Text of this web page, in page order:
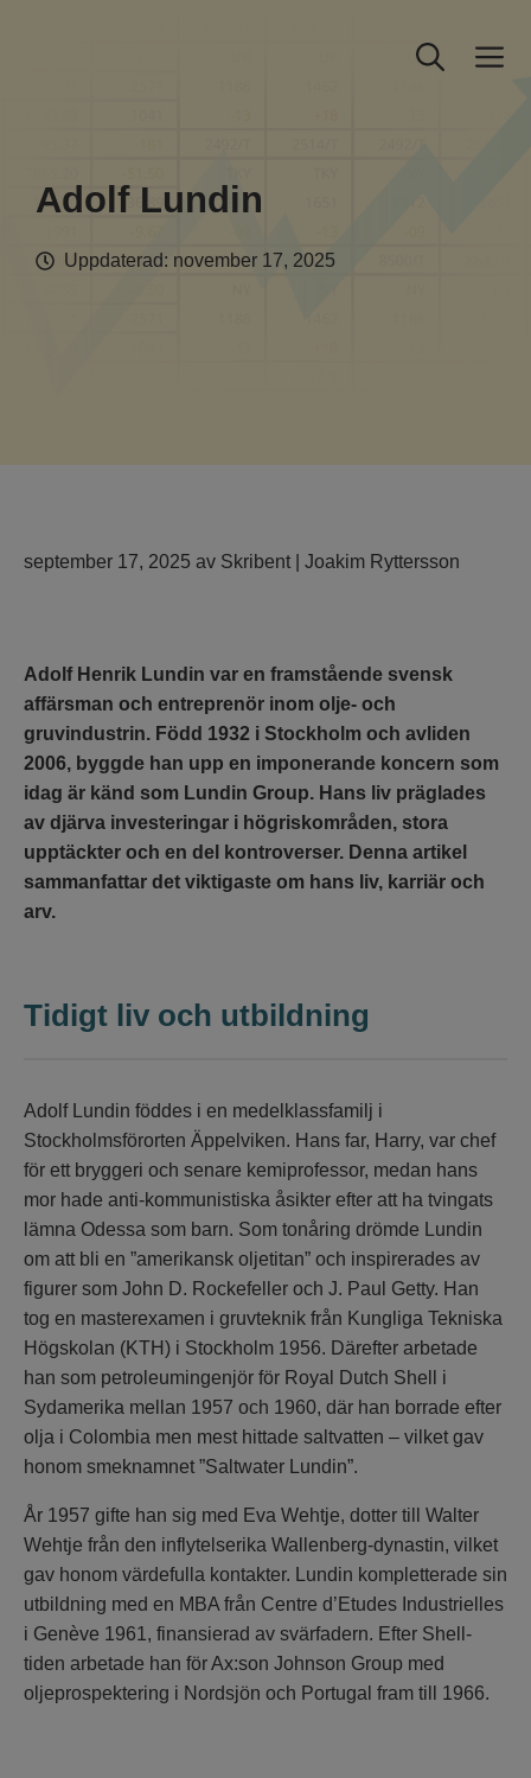
Adolf Lundin
Uppdaterad: november 17, 2025
september 17, 2025 av Skribent | Joakim Ryttersson
Adolf Henrik Lundin var en framstående svensk
affärsman och entreprenör inom olje- och
gruvindustrin. Född 1932 i Stockholm och avliden
2006, byggde han upp en imponerande koncern som
idag är känd som Lundin Group. Hans liv präglades
av djärva investeringar i högriskområden, stora
upptäckter och en del kontroverser. Denna artikel
sammanfattar det viktigaste om hans liv, karriär och
arv.
Tidigt liv och utbildning
Adolf Lundin föddes i en medelklassfamilj i
Stockholmsförorten Äppelviken. Hans far, Harry, var chef
för ett bryggeri och senare kemiprofessor, medan hans
mor hade anti-kommunistiska åsikter efter att ha tvingats
lämna Odessa som barn. Som tonåring drömde Lundin
om att bli en ”amerikansk oljetitan” och inspirerades av
figurer som John D. Rockefeller och J. Paul Getty. Han
tog en masterexamen i gruvteknik från Kungliga Tekniska
Högskolan (KTH) i Stockholm 1956. Därefter arbetade
han som petroleumingenjör för Royal Dutch Shell i
Sydamerika mellan 1957 och 1960, där han borrade efter
olja i Colombia men mest hittade saltvatten – vilket gav
honom smeknamnet ”Saltwater Lundin”.
År 1957 gifte han sig med Eva Wehtje, dotter till Walter
Wehtje från den inflytelserika Wallenberg-dynastin, vilket
gav honom värdefulla kontakter. Lundin kompletterade sin
utbildning med en MBA från Centre d’Etudes Industrielles
i Genève 1961, finansierad av svärfadern. Efter Shell-
tiden arbetade han för Ax:son Johnson Group med
oljeprospektering i Nordsjön och Portugal fram till 1966.